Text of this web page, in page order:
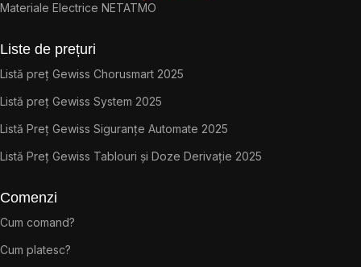
Materiale Electrice NETATMO
Liste de prețuri
Listă preț Gewiss Chorusmart 2025
Listă preț Gewiss System 2025
Listă Preț Gewiss Siguranțe Automate 2025
Listă Preț Gewiss Tablouri și Doze Derivație 2025
Comenzi
Cum comand?
Cum platesc?